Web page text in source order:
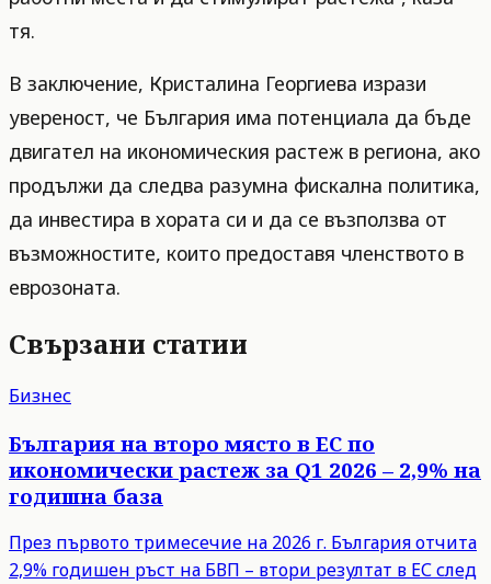
тя.
В заключение, Кристалина Георгиева изрази
увереност, че България има потенциала да бъде
двигател на икономическия растеж в региона, ако
продължи да следва разумна фискална политика,
да инвестира в хората си и да се възползва от
възможностите, които предоставя членството в
еврозоната.
Свързани статии
Бизнес
България на второ място в ЕС по
икономически растеж за Q1 2026 – 2,9% на
годишна база
През първото тримесечие на 2026 г. България отчита
2,9% годишен ръст на БВП – втори резултат в ЕС след